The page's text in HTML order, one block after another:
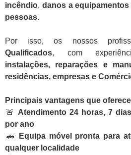
incêndio, danos a equipamentos
pessoas.
Por isso, os nossos
Qualificados, com
instalações, reparações e
residências, empresas e
Principais vantagens que
🚨 Atendimento 24 horas, 7
por ano
🚗
Equipa móvel pronta para
qualquer localidade